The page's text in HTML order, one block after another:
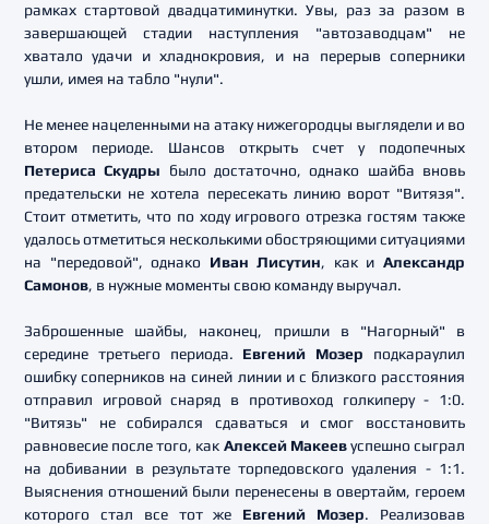
рамках стартовой двадцатиминутки. Увы, раз за разом в
завершающей стадии наступления "автозаводцам" не
хватало удачи и хладнокровия, и на перерыв соперники
ушли, имея на табло "нули".
Не менее нацеленными на атаку нижегородцы выглядели и во
втором периоде. Шансов открыть счет у подопечных
Петериса Скудры было достаточно, однако шайба вновь
предательски не хотела пересекать линию ворот "Витязя".
Стоит отметить, что по ходу игрового отрезка гостям также
удалось отметиться несколькими обостряющими ситуациями
на "передовой", однако Иван Лисутин, как иАлександр
Самонов, в нужные моменты свою команду выручал.
Заброшенные шайбы, наконец, пришли в "Нагорный" в
середине третьего периода. Евгений Мозер подкараулил
ошибку соперников на синей линии и с близкого расстояния
отправил игровой снаряд в противоход голкиперу - 1:0.
"Витязь" не собирался сдаваться и смог восстановить
равновесие после того, как Алексей Макеевуспешно сыграл
на добивании в результате торпедовского удаления - 1:1.
Выяснения отношений были перенесены в овертайм, героем
которого стал все тот же Евгений Мозер. Реализовав